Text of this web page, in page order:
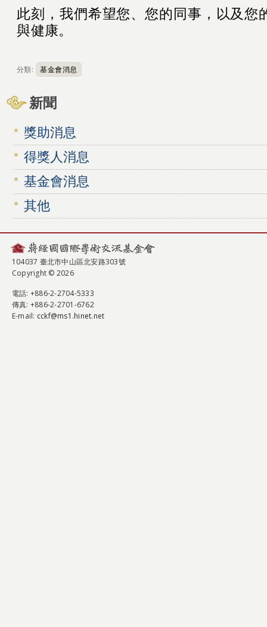
此刻，我們希望您、您的同事，以及您
與健康。
分類: 基金會消息
新聞
獎助消息
得獎人消息
基金會消息
其他
104037 臺北市中山區北安路303號
Copyright © 2026
電話: +886-2-2704-5333
傳真: +886-2-2701-6762
E-mail: cckf@ms1.hinet.net